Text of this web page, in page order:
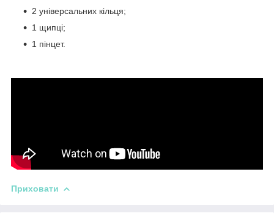
2 універсальних кільця;
1 щипці;
1 пінцет.
Приховати